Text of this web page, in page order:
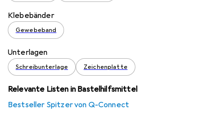
Klebebänder
Gewebeband
Unterlagen
Schreibunterlage Zeichenplatte
Relevante Listen in Bastelhilfsmittel
Bestseller Spitzer von Q-Connect